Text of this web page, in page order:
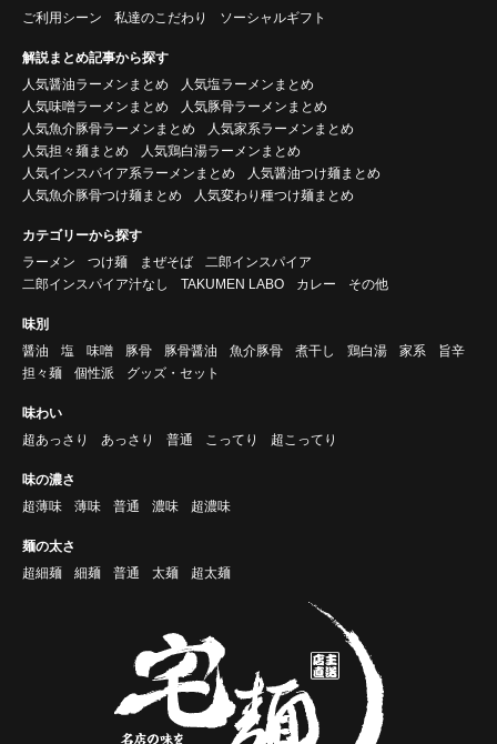
ご利用シーン
私達のこだわり ソーシャルギフト
解説まとめ記事から探す
人気醤油ラーメンまとめ
人気塩ラーメンまとめ
人気味噌ラーメンまとめ
人気豚骨ラーメンまとめ
人気魚介豚骨ラーメンまとめ
人気家系ラーメンまとめ
人気担々麺まとめ
人気鶏白湯ラーメンまとめ
人気インスパイア系ラーメンまとめ
人気醤油つけ麺まとめ
人気魚介豚骨つけ麺まとめ
人気変わり種つけ麺まとめ
カテゴリーから探す
ラーメン
つけ麺 まぜそば
二郎インスパイア
二郎インスパイア汁なし
TAKUMEN LABO カレー その他
味別
醤油
塩 味噌 豚骨 豚骨醤油 魚介豚骨 煮干し 鶏白湯 家系
旨辛
担々麺
個性派 グッズ・セット
味わい
超あっさり
あっさり 普通 こってり 超こってり
味の濃さ
超薄味
薄味 普通 濃味 超濃味
麺の太さ
超細麺
細麺 普通 太麺 超太麺